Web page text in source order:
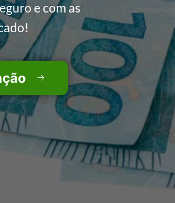
e com as